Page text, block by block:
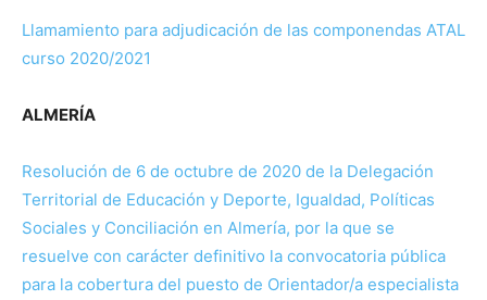
Llamamiento para adjudicación de las componendas ATAL
curso 2020/2021
ALMERÍA
Resolución de 6 de octubre de 2020 de la Delegación
Territorial de Educación y Deporte, Igualdad, Políticas
Sociales y Conciliación en Almería, por la que se
resuelve con carácter definitivo la convocatoria pública
para la cobertura del puesto de Orientador/a especialista